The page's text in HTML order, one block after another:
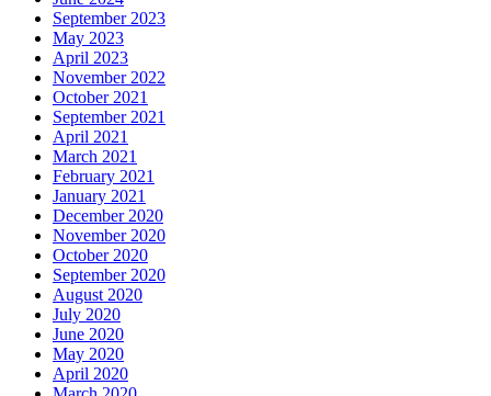
September 2023
May 2023
April 2023
November 2022
October 2021
September 2021
April 2021
March 2021
February 2021
January 2021
December 2020
November 2020
October 2020
September 2020
August 2020
July 2020
June 2020
May 2020
April 2020